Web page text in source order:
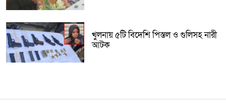
খুলনায় ৫টি বিদেশি পিস্তল ও গুলিসহ নারী
আটক